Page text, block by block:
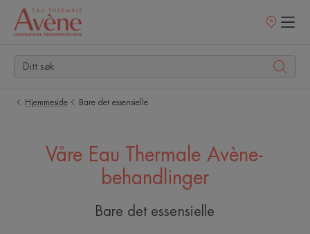
Utsalgssteder
Hjemmeside Bare det essensielle
Våre Eau Thermale Avène-
behandlinger
Bare det essensielle